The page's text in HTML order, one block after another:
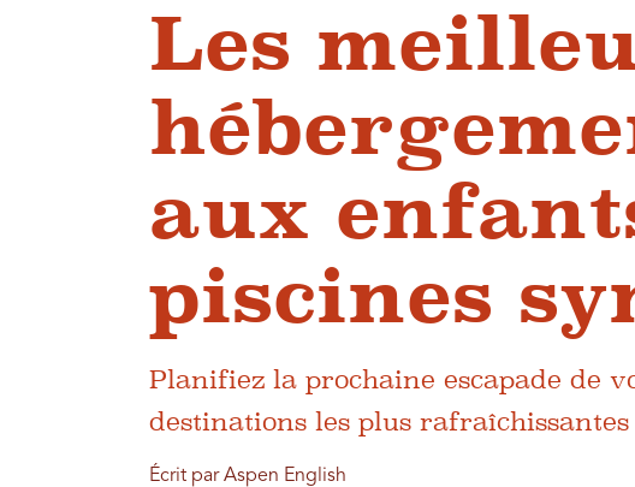
Les
aux
piscines
Planifiez la prochaine escapade de
destinations les plus rafraîchissantes
Écrit par Aspen English